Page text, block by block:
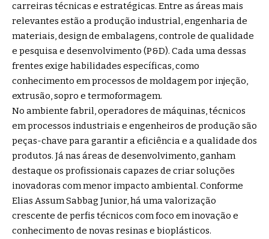
carreiras técnicas e estratégicas. Entre as áreas mais
relevantes estão a produção industrial, engenharia de
materiais, design de embalagens, controle de qualidade
e pesquisa e desenvolvimento (P&D). Cada uma dessas
frentes exige habilidades específicas, como
conhecimento em processos de moldagem por injeção,
extrusão, sopro e termoformagem.
No ambiente fabril, operadores de máquinas, técnicos
em processos industriais e engenheiros de produção são
peças-chave para garantir a eficiência e a qualidade dos
produtos. Já nas áreas de desenvolvimento, ganham
destaque os profissionais capazes de criar soluções
inovadoras com menor impacto ambiental. Conforme
Elias Assum Sabbag Junior, há uma valorização
crescente de perfis técnicos com foco em inovação e
conhecimento de novas resinas e bioplásticos.